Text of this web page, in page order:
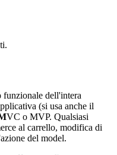
funzionale dell'intera
(si usa anche il
VC o MVP. Qualsiasi
al carrello, modifica di
del model.